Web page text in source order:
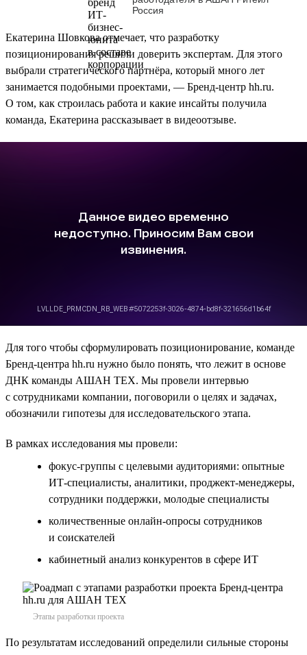
Россия
Екатерина Шовкова отмечает, что разработку
позиционирования решили доверить экспертам. Для этого
выбрали стратегического партнёра, который много лет
занимается подобными проектами, — Бренд-центр hh.ru.
О том, как строилась работа и какие инсайты получила
команда, Екатерина рассказывает в видеоотзыве.
Для того чтобы сформулировать позиционирование, команде
Бренд-центра hh.ru нужно было понять, что лежит в основе
ДНК команды АШАН ТЕХ. Мы провели интервью
с сотрудниками компании, поговорили о целях и задачах,
обозначили гипотезы для исследовательского этапа.
В рамках исследования мы провели:
фокус-группы с целевыми аудиториями: опытные
ИТ-специалисты, аналитики, проджект-менеджеры,
сотрудники поддержки, молодые специалисты
количественные онлайн-опросы сотрудников
и соискателей
кабинетный анализ конкурентов в сфере ИТ
Этапы разработки проекта
По результатам исследований определили сильные стороны